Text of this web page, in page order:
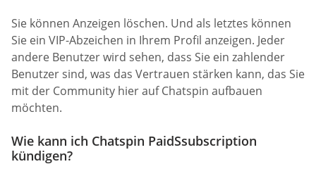
Sie können Anzeigen löschen. Und als letztes können
Sie ein VIP-Abzeichen in Ihrem Profil anzeigen. Jeder
andere Benutzer wird sehen, dass Sie ein zahlender
Benutzer sind, was das Vertrauen stärken kann, das Sie
mit der Community hier auf Chatspin aufbauen
möchten.
Wie kann ich Chatspin PaidSsubscription
kündigen?